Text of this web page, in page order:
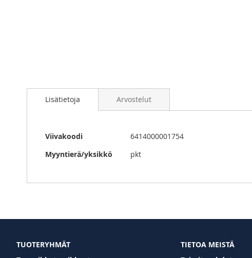
to
images
gallery
Lisätietoja
Lisätietoja
Viivakoodi
6414000001754
Myyntierä/yksikkö
pkt
Arvostelut
TUOTERYHMÄT
TIETOA MEISTÄ